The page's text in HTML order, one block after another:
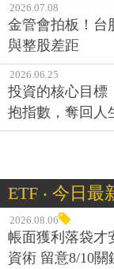
2026.07.08
金管會拍板！台
與整股差距
2026.06.25
投資的核心目標
抱指數，奪回人
ETF ‧ 今日最
2026.08.06
帳面獲利落袋才
資術 留意8/10關